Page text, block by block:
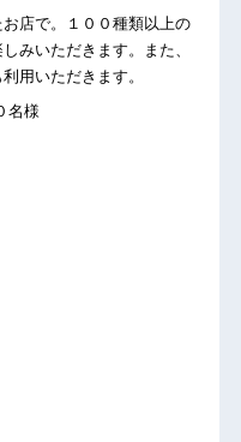
店で。１００種類以上の
みいただきます。また、
用いただきます。
名様